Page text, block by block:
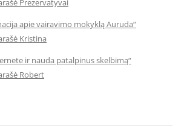
Prezervatyvai
apie vairavimo mokyklą Auruda“
Kristina
ir nauda patalpinus skelbimą“
Robert